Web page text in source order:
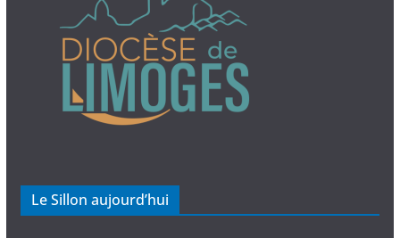
Le Sillon aujourd’hui